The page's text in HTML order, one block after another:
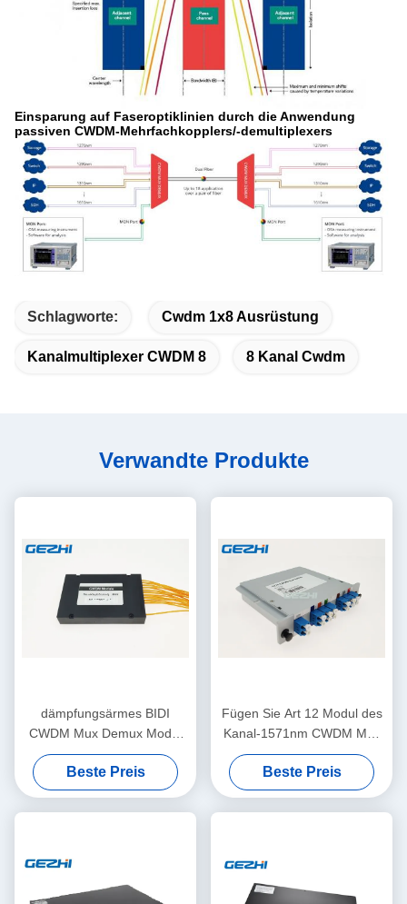
Einsparung auf Faseroptiklinien durch die Anwendung
passiven CWDM-Mehrfachkopplers/-demultiplexers
Schlagworte: Cwdm 1x8 Ausrüstung
Kanalmultiplexer CWDM 8 8 Kanal Cwdm
Verwandte Produkte
dämpfungsärmes BIDI
CWDM Mux Demux Modul
18CH 1610nm
Beste Preis
Fügen Sie Art 12 Modul des
Kanal-1571nm CWDM Mux
ein
Beste Preis